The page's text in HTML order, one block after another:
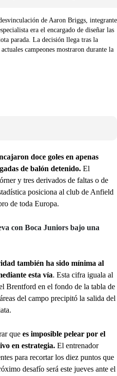
de Aaron Briggs, integrante
era el encargado de diseñar las
parada. La decisión llega tras la
campeones mostraron durante la
doce goles en apenas
de balón detenido. El
y tres derivados de faltas o de
posiciona al club de Anfield
de toda Europa.
con Boca Juniors bajo una
también ha sido mínima al
esta vía. Esta cifra iguala al
Brentford en el fondo de la tabla de
del campo precipitó la salida del
que es imposible pelear por el
en estrategia. El entrenador
para recortar los diez puntos que
desafío será este jueves ante el